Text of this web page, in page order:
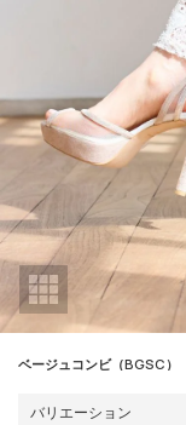
ベージュコンビ（BGSC）
バリエーション